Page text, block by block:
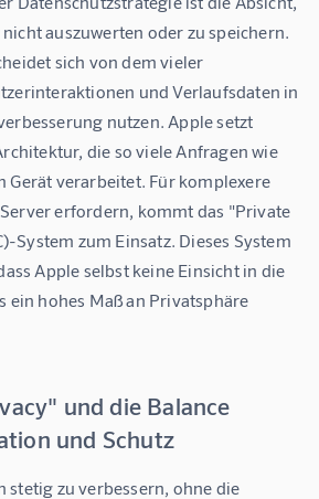
auszuwerten oder zu speichern.
sich von dem vieler
und Verlaufsdaten in
nutzen. Apple setzt
die so viele Anfragen wie
Gerät verarbeitet. Für komplexere
erfordern, kommt das "Private
System zum Einsatz. Dieses System
Apple selbst keine Einsicht in die
ein hohes Maß an Privatsphäre
und die Balance
und Schutz
stetig zu verbessern, ohne die